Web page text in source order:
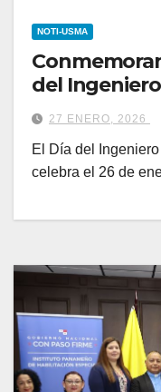
NOTI-USMA
del
27 ENERO, 2026
El Día del
celebra el 26 de